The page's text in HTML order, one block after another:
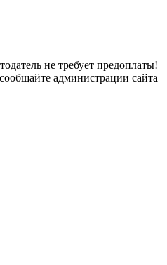
не требует предоплаты!
администрации сайта